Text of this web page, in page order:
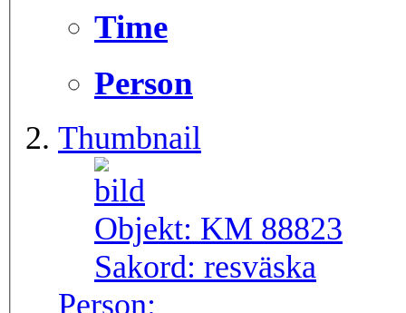
Time
Person
Thumbnail
Objekt: KM 88823
Sakord: resväska
Person: